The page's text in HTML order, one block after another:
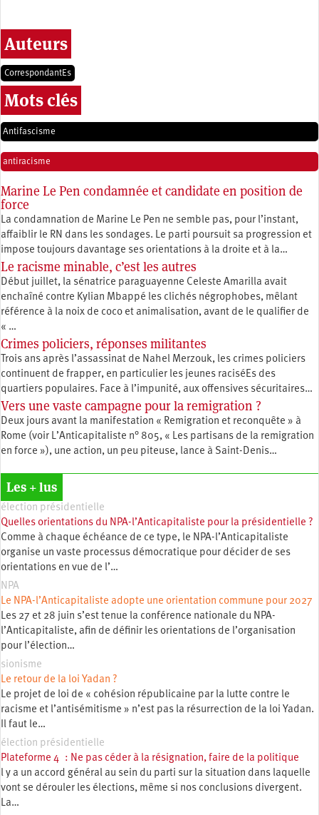
Auteurs
CorrespondantEs
Mots clés
Antifascisme
antiracisme
Marine Le Pen condamnée et candidate en position de
force
La condamnation de Marine Le Pen ne semble pas, pour l’instant,
affaiblir le RN dans les sondages. Le parti poursuit sa progression et
impose toujours davantage ses orientations à la droite et à la…
Le racisme minable, c’est les autres
Début juillet, la sénatrice paraguayenne Celeste Amarilla avait
enchaîné contre Kylian Mbappé les clichés négrophobes, mêlant
référence à la noix de coco et animalisation, avant de le qualifier de
« …
Crimes policiers, réponses militantes
Trois ans après l’assassinat de Nahel Merzouk, les crimes policiers
continuent de frapper, en particulier les jeunes raciséEs des
quartiers populaires. Face à l’impunité, aux offensives sécuritaires…
Vers une vaste campagne pour la remigration ?
Deux jours avant la manifestation « Remigration et reconquête » à
Rome (voir L’Anticapitaliste n° 805, « Les partisans de la remigration
en force »), une action, un peu piteuse, lance à Saint-Denis…
Les + lus
élection présidentielle
Quelles orientations du NPA-l’Anticapitaliste pour la présidentielle ?
Comme à chaque échéance de ce type, le NPA-l’Anticapitaliste
organise un vaste processus démocratique pour décider de ses
orientations en vue de l’…
NPA
Le NPA-l’Anticapitaliste adopte une orientation commune pour 2027
Les 27 et 28 juin s’est tenue la conférence nationale du NPA-
l’Anticapitaliste, afin de définir les orientations de l’organisation
pour l’élection…
sionisme
Le retour de la loi Yadan ?
Le projet de loi de « cohésion républicaine par la lutte contre le
racisme et l’antisémitisme » n’est pas la résurrection de la loi Yadan.
Il faut le…
élection présidentielle
Plateforme 4 : Ne pas céder à la résignation, faire de la politique
l y a un accord général au sein du parti sur la situation dans laquelle
vont se dérouler les élections, même si nos conclusions divergent.
La…